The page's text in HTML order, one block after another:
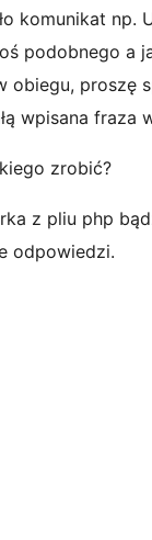
komunikat np.
podobnego a
obiegu, proszę
wpisana fraza
zrobić?
z pliu php
odpowiedzi.